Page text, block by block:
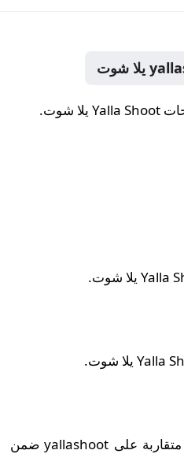
إلى أن كلا الفريقين يدخل المباراة بحالة بدنية متقاربة على yallashoot ضمن